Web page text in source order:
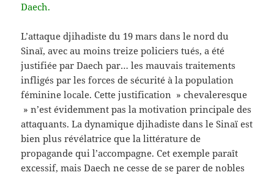
Daech.
L’attaque djihadiste du 19 mars dans le nord du
Sinaï, avec au moins treize policiers tués, a été
justifiée par Daech par… les mauvais traitements
infligés par les forces de sécurité à la population
féminine locale. Cette justification » chevaleresque
» n’est évidemment pas la motivation principale des
attaquants. La dynamique djihadiste dans le Sinaï est
bien plus révélatrice que la littérature de
propagande qui l’accompagne. Cet exemple paraît
excessif, mais Daech ne cesse de se parer de nobles